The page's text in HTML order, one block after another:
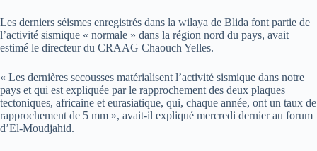
Les derniers séismes enregistrés dans la wilaya de Blida font partie de
l’activité sismique « normale » dans la région nord du pays, avait
estimé le directeur du CRAAG Chaouch Yelles.
« Les dernières secousses matérialisent l’activité sismique dans notre
pays et qui est expliquée par le rapprochement des deux plaques
tectoniques, africaine et eurasiatique, qui, chaque année, ont un taux de
rapprochement de 5 mm », avait-il expliqué mercredi dernier au forum
d’El-Moudjahid.